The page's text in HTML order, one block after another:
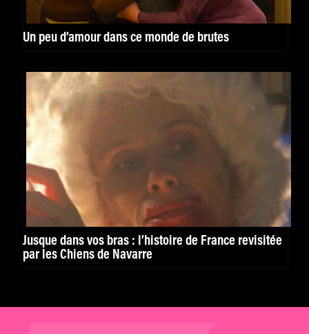
Un peu d’amour dans ce monde de brutes
Jusque dans vos bras : l’histoire de France revisitée
par les Chiens de Navarre